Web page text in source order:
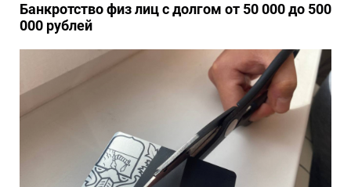
Банкротство физ лиц с долгом от 50 000 до 500
000 рублей